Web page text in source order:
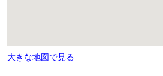
大きな地図で見る